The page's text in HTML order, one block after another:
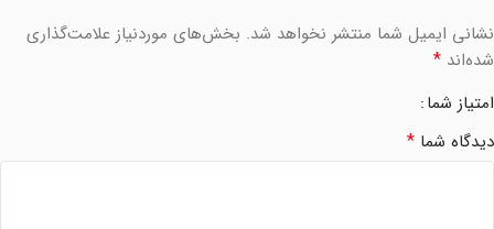
نشانی ایمیل شما منتشر نخواهد شد. بخش‌های موردنیاز علامت‌گذاری
شده‌اند *
امتیاز شما
دیدگاه شما *